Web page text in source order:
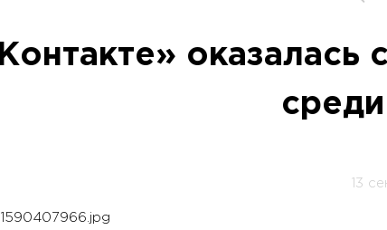
оказалась
13